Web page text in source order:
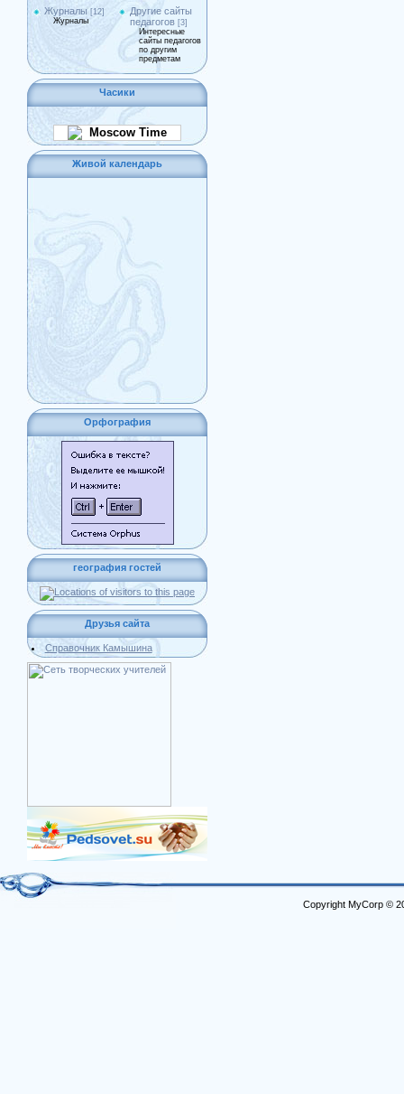
Журналы [12]
Журналы
Другие сайты
педагогов [3]
Интересные
сайты педагогов
по другим
предметам
Часики
Moscow Time
Живой календарь
Орфография
география гостей
Друзья сайта
Справочник Камышина
Copyright MyCorp ©